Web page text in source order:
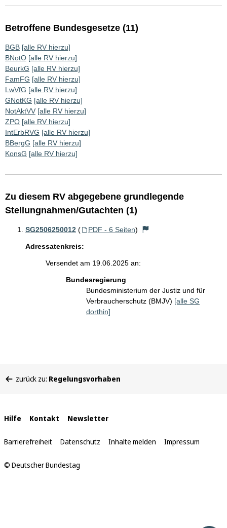
Betroffene Bundesgesetze (11)
BGB [alle RV hierzu]
BNotO [alle RV hierzu]
BeurkG [alle RV hierzu]
FamFG [alle RV hierzu]
LwVfG [alle RV hierzu]
GNotKG [alle RV hierzu]
NotAktVV [alle RV hierzu]
ZPO [alle RV hierzu]
IntErbRVG [alle RV hierzu]
BBergG [alle RV hierzu]
KonsG [alle RV hierzu]
Zu diesem RV abgegebene grundlegende
Stellungnahmen/Gutachten (1)
SG2506250012 ( PDF - 6 Seiten)
Adressatenkreis:
Versendet am 19.06.2025 an:
Bundesregierung
Bundesministerium der Justiz und für
Verbraucherschutz (BMJV) [alle SG
dorthin]
befinden
zurück zu: Regelungsvorhaben
Interne
Links
Hilfe Kontakt Newsletter
Barrierefreiheit Datenschutz Inhalte melden Impressum
© Deutscher Bundestag